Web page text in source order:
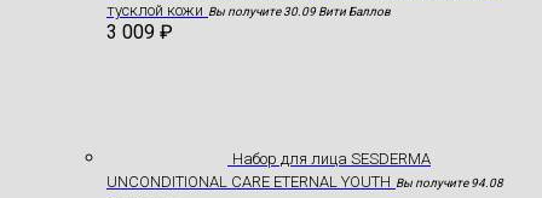
тусклой кожи Вы получите 30.09 Вити Баллов
3 009 ₽
Hабор для лица SESDERMA
UNCONDITIONAL CARE ETERNAL YOUTH Вы получите 94.08